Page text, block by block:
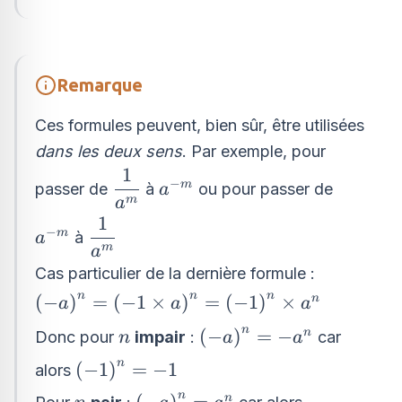
Remarque
Ces formules peuvent, bien sûr, être utilisées
dans les deux sens. Par exemple, pour
passer de
\dfrac{1}
{a^{m}}
am
1
àa^{
a−m ou pour passer de
a^{
m}
a−m à
\dfrac{1}
{a^{m}}
am
1
Cas particulier de la dernière formule :
\left( -
a\right)^{n}=\left(
- 1\times
a\right)^{n}=\left(
-
(−a)n = (−1 × a)n = (−1)n × an
Donc pour n
n impair : \left( -
(−a)n = −an car
alors \left( -
1\right)^{n}=
(−1)n = −1
n n